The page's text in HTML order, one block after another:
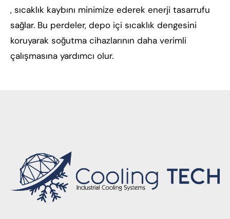
, sıcaklık kaybını minimize ederek enerji tasarrufu
sağlar. Bu perdeler, depo içi sıcaklık dengesini
koruyarak soğutma cihazlarının daha verimli
çalışmasına yardımcı olur.